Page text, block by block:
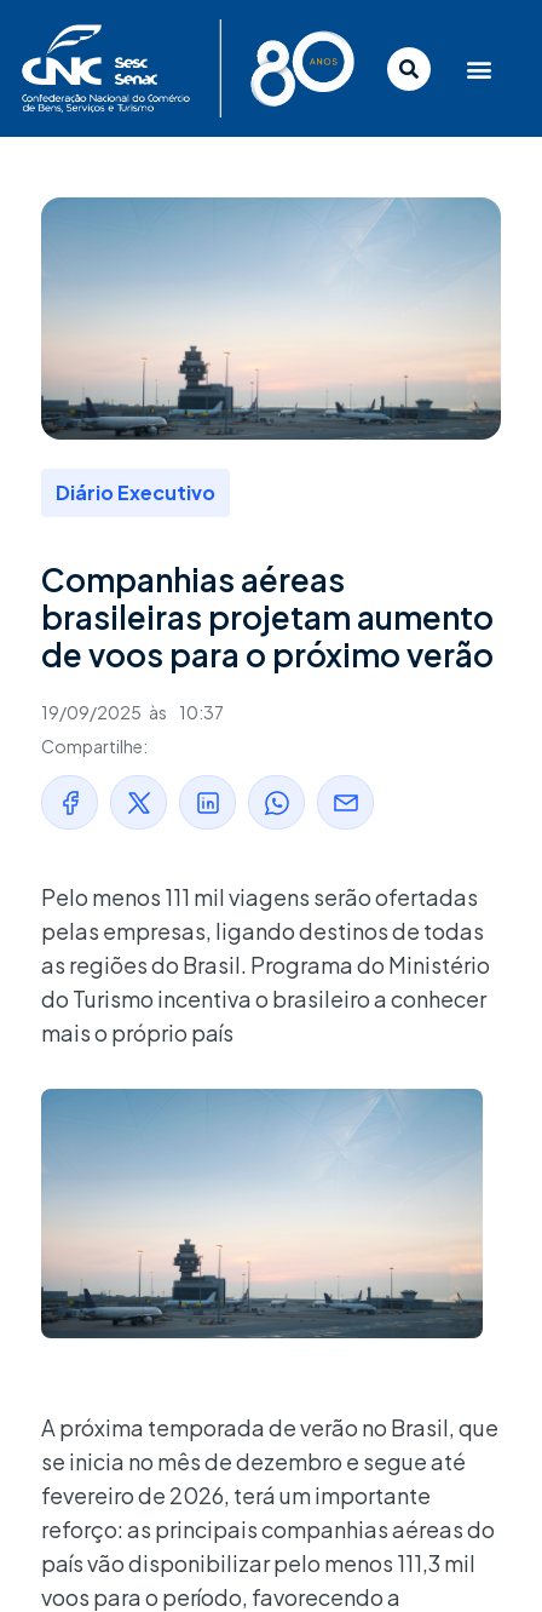
conteúdo
Diário Executivo
Companhias aéreas
brasileiras projetam aumento
de voos para o próximo verão
19/09/2025 às
10:37
Compartilhe:
Pelo menos 111 mil viagens serão ofertadas
pelas empresas, ligando destinos de todas
as regiões do Brasil. Programa do Ministério
do Turismo incentiva o brasileiro a conhecer
mais o próprio país
A próxima temporada de verão no Brasil, que
se inicia no mês de dezembro e segue até
fevereiro de 2026, terá um importante
reforço: as principais companhias aéreas do
país vão disponibilizar pelo menos 111,3 mil
voos para o período, favorecendo a